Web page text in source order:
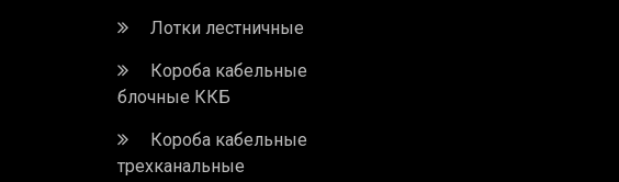
Лотки лестничные
Короба кабельные
блочные ККБ
Короба кабельные
трехканальные